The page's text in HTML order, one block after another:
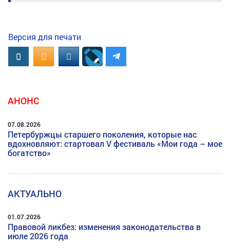
Версия для печати
ВконтактеOK.RUMAIL.RU
АНОНС
07.08.2026
Петербуржцы старшего поколения, которые нас
вдохновляют: стартовал V фестиваль «Мои года – мое
богатство»
АКТУАЛЬНО
01.07.2026
Правовой ликбез: изменения законодательства в
июле 2026 года